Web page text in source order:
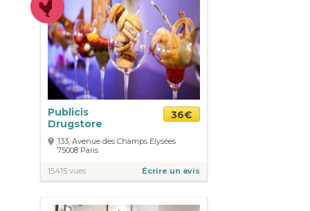
Publicis
Drugstore
36€
133, Avenue des Champs Elysées
75008 Paris
15415 vues Écrire un avis